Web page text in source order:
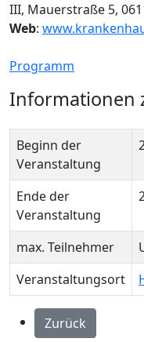
III, Mauerstraße 5,
Web:
Programm
Informationen
Beginn der
Veranstaltung
Ende der
Veranstaltung
max. Teilnehmer
Veranstaltungsort
Zurück